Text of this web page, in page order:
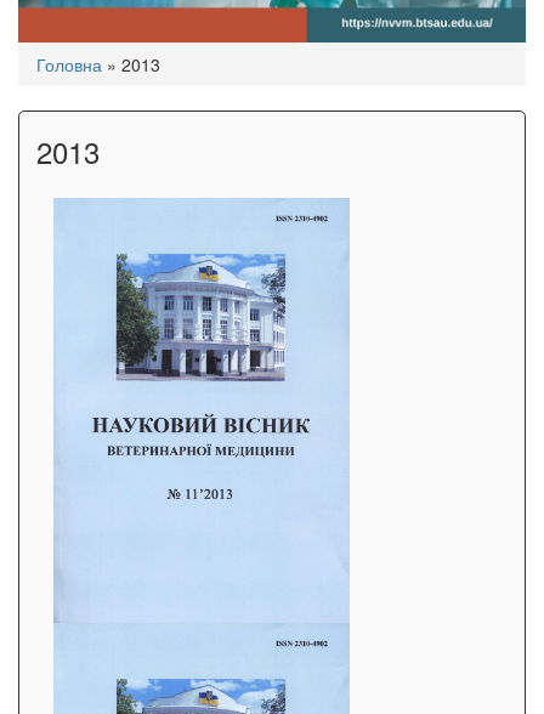
Ви
є
тут
Головна » 2013
2013